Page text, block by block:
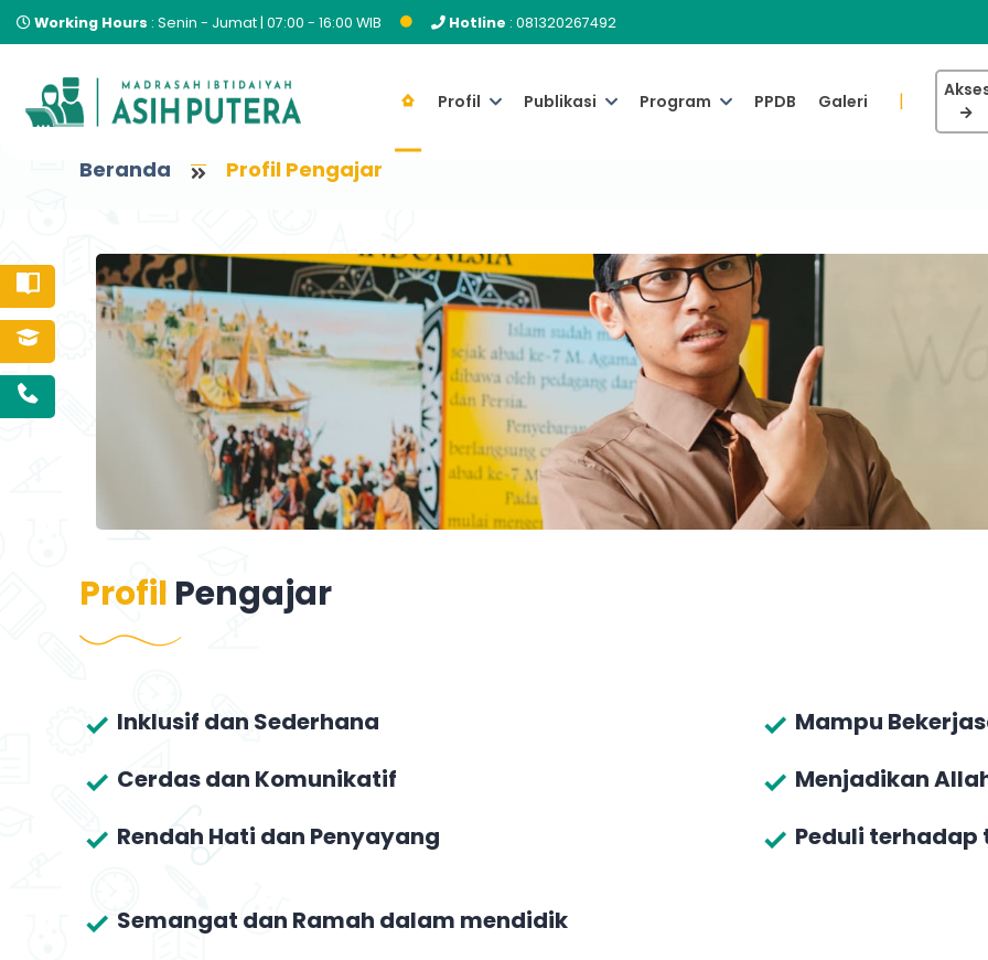
Working Hours : Senin - Jumat | 07:00 - 16:00 WIB Hotline : 081320267492
Profil Publikasi Program PPDB Galeri |
Beranda Profil Pengajar
Profil Pengajar
Inklusif dan Sederhana
Mampu
Cerdas dan Komunikatif
Menjadikan
Rendah Hati dan Penyayang
Peduli
Semangat dan Ramah dalam mendidik